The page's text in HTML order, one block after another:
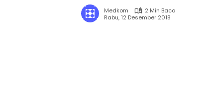
Medkom
2 Min Baca
Rabu, 12 Desember 2018